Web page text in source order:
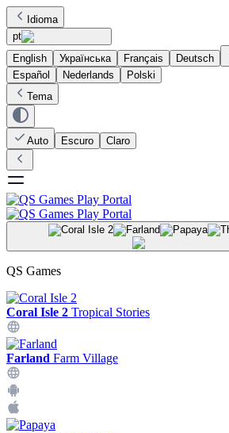
Idioma
pt
English
Українська Français Deutsch
Español
Nederlands
Polski
Tema
Auto Escuro Claro
QS Games
Coral Isle 2 Tropical Stories
Farland Farm Village